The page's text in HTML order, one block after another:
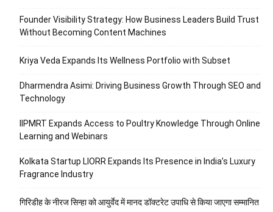
Founder Visibility Strategy: How Business Leaders Build Trust
Without Becoming Content Machines
Kriya Veda Expands Its Wellness Portfolio with Subset
Dharmendra Asimi: Driving Business Growth Through SEO and
Technology
IIPMRT Expands Access to Poultry Knowledge Through Online
Learning and Webinars
Kolkata Startup LIORR Expands Its Presence in India’s Luxury
Fragrance Industry
गिरिडीह के नीरज सिन्हा को आयुर्वेद में मानद डॉक्टरेट उपाधि से किया जाएगा सम्मानित